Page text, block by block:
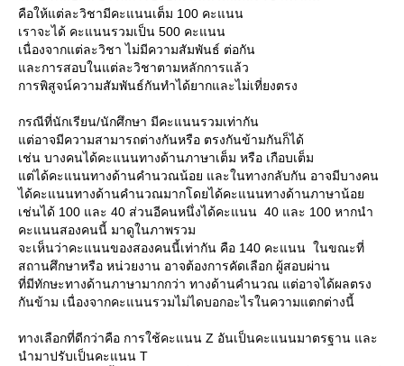
คือให้แต่ละวิชามีคะแนนเต็ม 100 คะแนน
เราจะได้ คะแนนรวมเป็น 500 คะแนน
เนื่องจากแต่ละวิชา ไม่มีความสัมพันธ์ ต่อกัน
ละการสอบในแต่ละวิชาตามหลักการแล้ว
การพิสูจน์ความสัมพันธ์กันทำได้ยากและไม่เที่ยงตรง
กรณีที่นักเรียน/นักศึกษา มีคะแนนรวมเท่ากัน
ต่อาจมีความสามารถต่างกันหรือ ตรงกันข้ามกันก็ได้
เช่น บางคนได้คะแนนทางด้านภาษาเต็ม หรือ เกือบเต็ม
ต่ได้คะแนนทางด้านคำนวณน้อย และในทางกลับกัน อาจมีบางคน
ได้คะแนนทางด้านคำนวณมากโดยได้คะแนนทางด้านภาษาน้อ
เช่นได้ 100 และ 40 ส่วนอีคนหนึ่งได้คะแนน 40 และ 100 หากนำ
คะแนนสองคนนี้ มาดูในภาพรวม
จะเห็นว่าคะแนนของสองคนนี้เท่ากัน คือ 140 คะแนน ในขณะที่
สถานศึกษาหรือ หน่วยงาน อาจต้องการคัดเลือก ผู้สอบผ่าน
ที่มีทักษะทางด้านภาษามากกว่า ทางด้านคำนวณ แต่อาจได้ผลตรง
กันข้าม เนื่องจากคะแนนรวมไม่ไดบอกอะไรในความแตกต่างนี้
ทางเลือกที่ดีกว่าคือ การใช้คะแนน Z อันเป็นคะแนนมาตรฐาน และ
นำมาปรับเป็นคะแนน T